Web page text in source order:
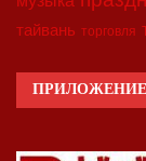
тайвань торговля
ПРИЛОЖЕНИЕ